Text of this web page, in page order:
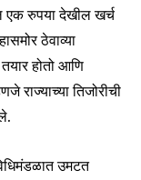
on our website
we respect
information is
एक रुपया देखील खर्च
ठेवाव्या
होतो आणि
राज्याच्या तिजोरीची
उमटत